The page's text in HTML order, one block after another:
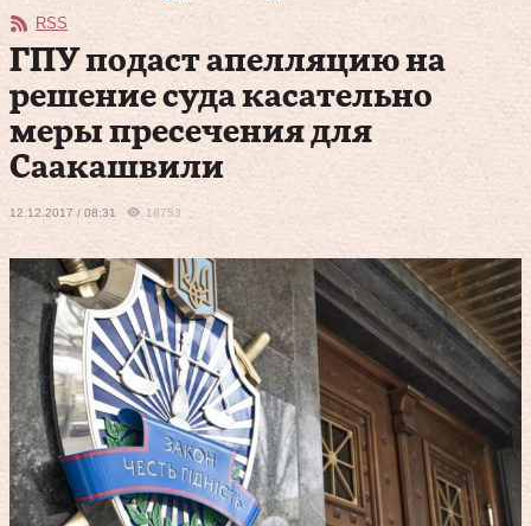
RSS
ГПУ подаст апелляцию на
решение суда касательно
меры пресечения для
Саакашвили
12.12.2017 / 08:31 18753